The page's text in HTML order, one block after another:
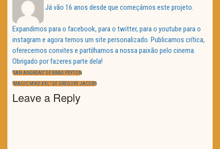
Já vão 16 anos desde que começámos este projeto.
Expandimos para o facebook, para o twitter, para o youtube para o
instagram e agora temos um site personalizado. Publicamos crítica,
oferecemos convites e partilhamos a nossa paixão pelo cinema.
Obrigado por fazeres parte dela!
Navegação
de
artigos
PREVIOUS
POST:
“SAN ANDREAS” DE BRAD PEYTON
NEXT
POST:
“MAGIC MIKE XXL” DE GREGORY JACOBS
Leave a Reply